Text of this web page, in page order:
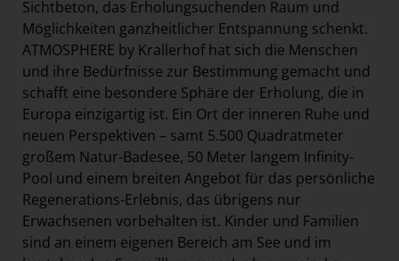
Sichtbeton, das Erholungsuchenden Raum und
Möglichkeiten ganzheitlicher Entspannung schenkt.
ATMOSPHERE by Krallerhof hat sich die Menschen
und ihre Bedürfnisse zur Bestimmung gemacht und
schafft eine besondere Sphäre der Erholung, die in
Europa einzigartig ist. Ein Ort der inneren Ruhe und
neuen Perspektiven – samt 5.500 Quadratmeter
großem Natur-Badesee, 50 Meter langem Infinity-
Pool und einem breiten Angebot für das persönliche
Regenerations-Erlebnis, das übrigens nur
Erwachsenen vorbehalten ist. Kinder und Familien
sind an einem eigenen Bereich am See und im